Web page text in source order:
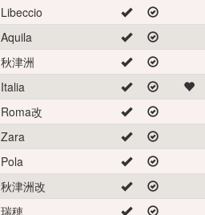
Libeccio
Aquila
秋津洲
Italia
Roma改
Zara
Pola
秋津洲改
瑞穂